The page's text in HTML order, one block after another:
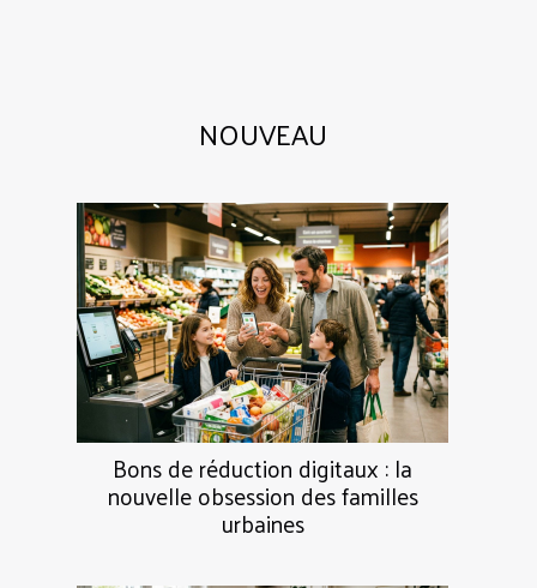
NOUVEAU
Bons de réduction digitaux : la
nouvelle obsession des familles
urbaines